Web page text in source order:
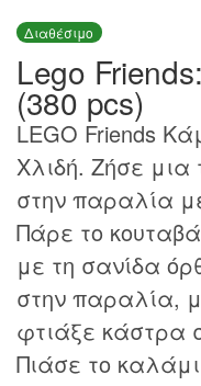
Διαθέσιμο
Lego
(380 pcs)
LEGO Friends
Χλιδή. Ζήσε
στην παραλία
Πάρε το
με τη σανίδα
στην παραλία,
φτιάξε κάστρα
Πιάσε το